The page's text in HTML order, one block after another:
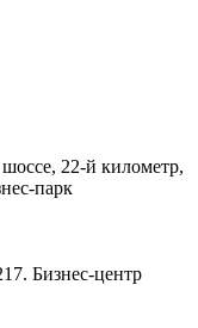
22-й километр,
парк
Бизнес-центр